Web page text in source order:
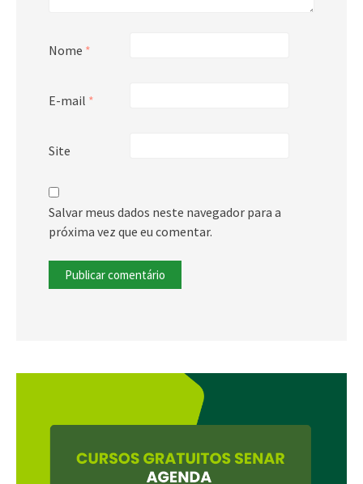
Nome *
E-mail *
Site
Salvar meus dados neste navegador para a
próxima vez que eu comentar.